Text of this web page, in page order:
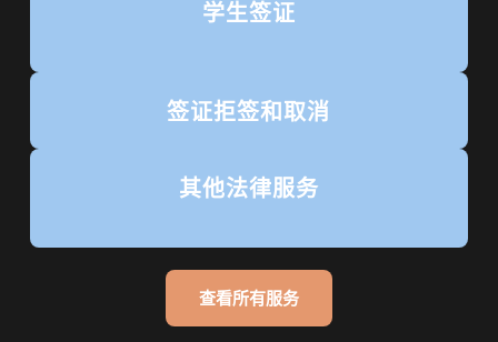
学生签证
签证拒签和取消
其他法律服务
查看所有服务